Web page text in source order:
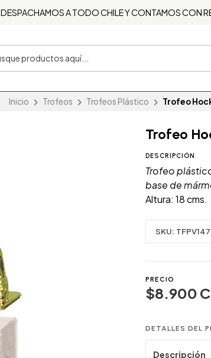
DESPACHAMOS A TODO CHILE Y CONTAMOS CON
Inicio Trofeos Trofeos Plástico Trofeo
Trofeo
DESCRIPCIÓN
Trofeo
base de
Altura: 18 cms.
SKU: TFPV147
PRECIO
$8.900
DETALLES DEL
Descripción